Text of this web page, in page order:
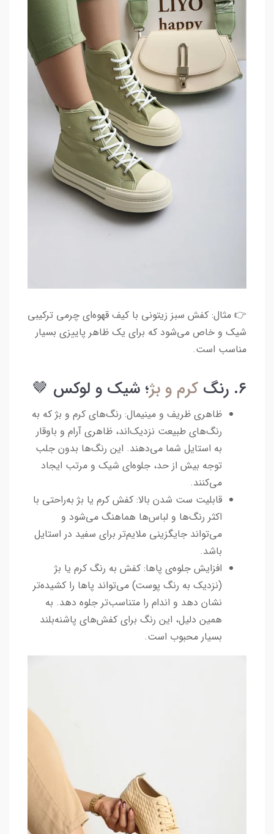
👉 مثال: کفش سبز زیتونی با کیف قهوه‌ای چرمی ترکیبی
شیک و خاص می‌شود که برای یک ظاهر پاییزی بسیار
مناسب است.
۶. رنگ کرم و بژ؛ شیک و لوکس 🤎
ظاهری ظریف و مینیمال: رنگ‌های کرم و بژ که به
رنگ‌های طبیعت نزدیک‌اند، ظاهری آرام و باوقار
به استایل شما می‌دهند. این رنگ‌ها بدون جلب
توجه بیش از حد، جلوه‌ای شیک و مرتب ایجاد
می‌کنند.
قابلیت ست شدن بالا: کفش کرم یا بژ به‌راحتی با
اکثر رنگ‌ها و لباس‌ها هماهنگ می‌شود و
می‌تواند جایگزینی ملایم‌تر برای سفید در استایل
باشد.
افزایش جلوه‌ی پاها: کفش به رنگ کرم یا بژ
(نزدیک به رنگ پوست) می‌تواند پاها را کشیده‌تر
نشان دهد و اندام را متناسب‌تر جلوه دهد. به
همین دلیل، این رنگ برای کفش‌های پاشنه‌بلند
بسیار محبوب است.